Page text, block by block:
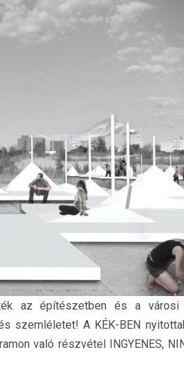
az építészetben és a
szemléletet! A KÉK-BEN
való részvétel INGYENES,